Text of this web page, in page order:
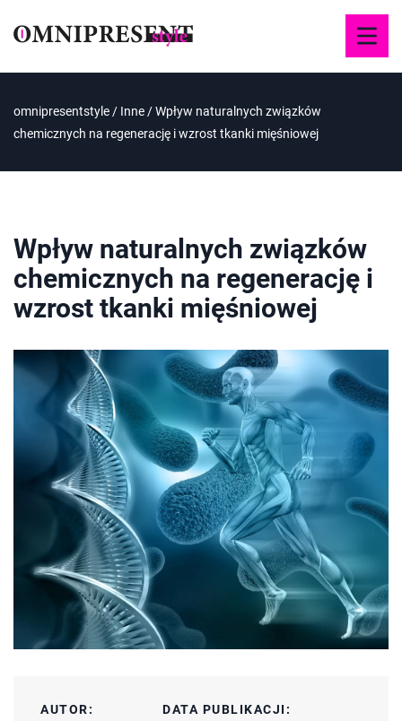
omnipresentstyle / Inne /Wpływ naturalnych związków
chemicznych na regenerację i wzrost tkanki mięśniowej
Wpływ naturalnych związków
chemicznych na regenerację i
wzrost tkanki mięśniowej
AUTOR: DATA PUBLIKACJI: